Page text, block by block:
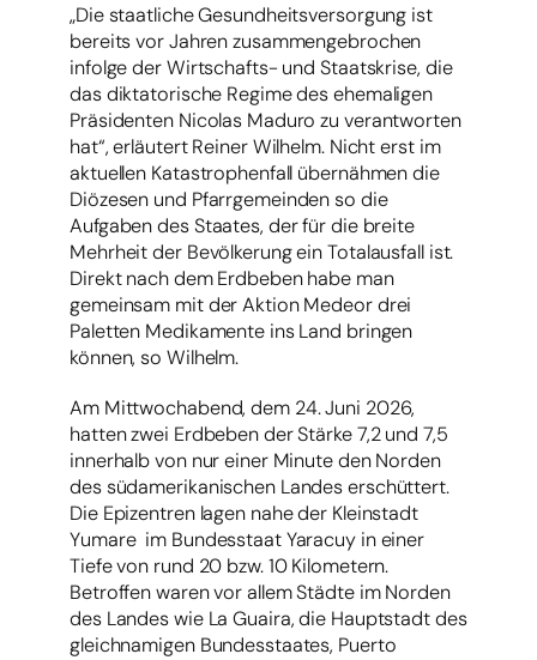
„Die staatliche Gesundheitsversorgung ist
bereits vor Jahren zusammengebrochen
infolge der Wirtschafts- und Staatskrise, die
das diktatorische Regime des ehemaligen
Präsidenten Nicolas Maduro zu verantworten
hat“, erläutert Reiner Wilhelm. Nicht erst im
aktuellen Katastrophenfall übernähmen die
Diözesen und Pfarrgemeinden so die
Aufgaben des Staates, der für die breite
Mehrheit der Bevölkerung ein Totalausfall ist.
Direkt nach dem Erdbeben habe man
gemeinsam mit der Aktion Medeor drei
Paletten Medikamente ins Land bringen
können, so Wilhelm.
Am Mittwochabend, dem 24. Juni 2026,
hatten zwei Erdbeben der Stärke 7,2 und 7,5
innerhalb von nur einer Minute den Norden
des südamerikanischen Landes erschüttert.
Die Epizentren lagen nahe der Kleinstadt
Yumare im Bundesstaat Yaracuy in einer
Tiefe von rund 20 bzw. 10 Kilometern.
Betroffen waren vor allem Städte im Norden
des Landes wie La Guaira, die Hauptstadt des
gleichnamigen Bundesstaates, Puerto